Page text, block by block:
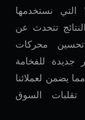
نستخدمها
تتحدث عن
محركات
جديدة للفخامة
يضمن لعملائنا
السوق